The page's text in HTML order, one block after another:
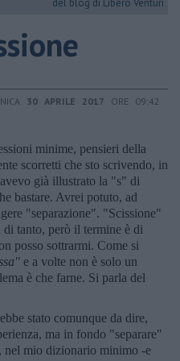
del blog di Libero Venturi
30 APRILE 2017 ORE 09:42
minime, pensieri della
scorretti che sto scrivendo, in
già illustrato la "s" di
bastare. Avrei potuto, ad
"separazione". "Scissione"
tanto, però il termine è di
posso sottrarmi. Come si
e a volte non è solo un
è che farne. Si parla del
stato comunque da dire,
ma in fondo "separare"
nel mio dizionario minimo -e